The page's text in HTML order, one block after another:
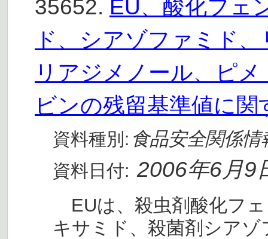
35652. EU、酸化フェ
ド、シアゾファミド
リアジメノール、ピ
ビンの残留基準値に
資料種別: 食品安全関係情
資料日付: 2006年6月9
EUは、殺虫剤酸化フ
キサミド、殺菌剤シア